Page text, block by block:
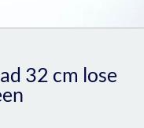
32 cm lose